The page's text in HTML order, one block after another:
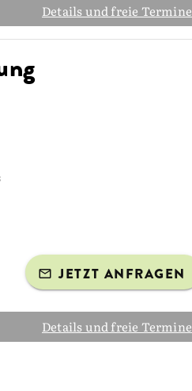
Details und freie Termine
JETZT ANFRAGEN
Details und freie Termine